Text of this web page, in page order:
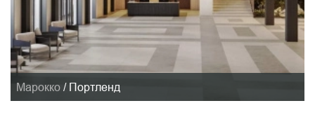
Марокко / Портленд